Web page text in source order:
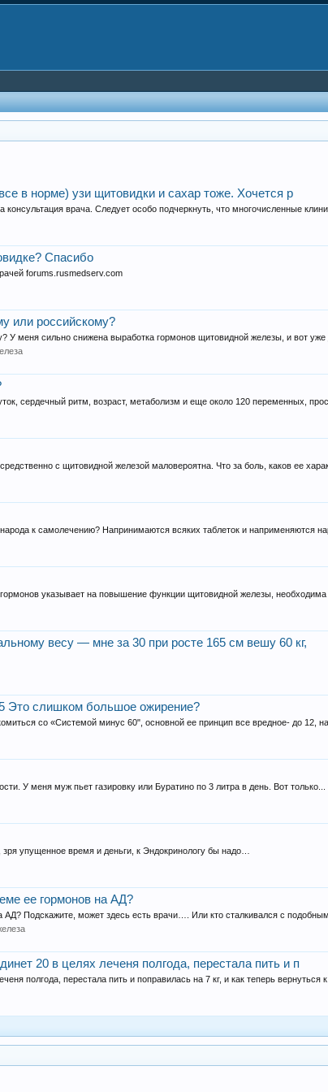
в норме) узи щитовидки и сахар тоже. Хочется р
врача. Следует особо подчеркнуть, что многочисленные
Спасибо
forums.rusmedserv.com
или российскому?
меня сильно снижена выработка гормонов щитовидной железы, и вот уже
сердечный ритм, возраст, метаболизм и еще около 120 переменных,
с щитовидной железой маловероятна. Что за боль, каков ее
к самолечению? Напринимаются всяких таблеток и наприменяются
указывает на повышение функции щитовидной железы, необходима
весу — мне за 30 при росте 165 см вешу 60 кг,
Это слишком большое ожирение?
со «Системой минус 60", основной ее принцип все вредное- до 12, на
У меня муж пьет газировку или Буратино по 3 литра в день. Вот только...
упущенное время и деньги, к Эндокринологу бы надо…
ее гормонов на АД?
Подскажите, может здесь есть врачи…. Или кто сталкивался с
20 в целях леченя полгода, перестала пить и п
полгода, перестала пить и поправилась на 7 кг, и как теперь вернуться